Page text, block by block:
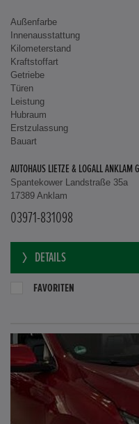
Außenfarbe
Innenausstattung
Kilometerstand
Kraftstoffart
Getriebe
Türen
Leistung
Hubraum
Erstzulassung
AUTOHAUS LIETZE & LOGALL ANKLAM
Spantekower Landstraße 35a
17389 Anklam
DETAILS